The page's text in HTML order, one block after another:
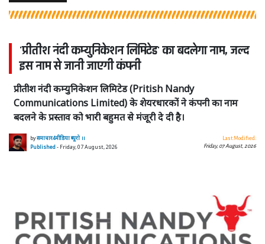
'प्रीतीश नंदी कम्युनिकेशन लिमिटेड' का बदलेगा नाम, जल्द
इस नाम से जानी जाएगी कंपनी
प्रीतीश नंदी कम्युनिकेशन लिमिटेड (Pritish Nandy
Communications Limited) के शेयरधारकों ने कंपनी का नाम
बदलने के प्रस्ताव को भारी बहुमत से मंजूरी दे दी है।
byसमाचार4मीडिया ब्यूरो ।।
Published- Friday, 07 August, 2026
Last Modified:
Friday, 07 August, 2026